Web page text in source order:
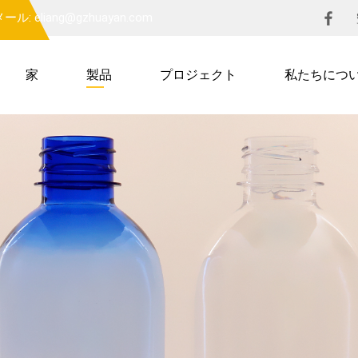
ール: eliang@gzhuayan.com
家 製品 プロジェクト 私たちにつ